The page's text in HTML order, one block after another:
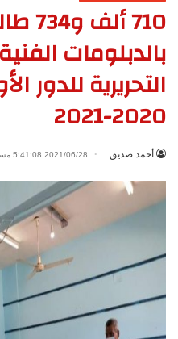
710
بالدبلومات
التحريرية للدور
2020-2021
أحمد صديق 2021/06/28 5:41:08 مساءً